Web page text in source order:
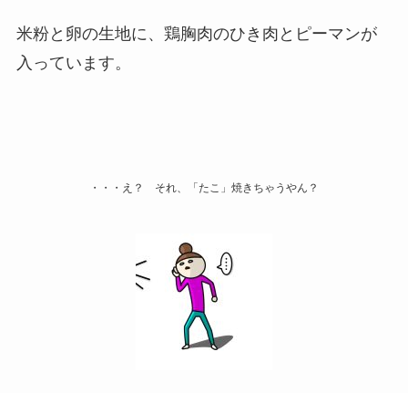
米粉と卵の生地に、鶏胸肉のひき肉とピーマンが
入っています。
・・・え？ それ、「たこ」焼きちゃうやん？